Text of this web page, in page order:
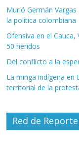
Murió Germán
la política colombiana
Ofensiva en el
50 heridos
Del conflicto a la
La minga indígena en
territorial de la
Red de